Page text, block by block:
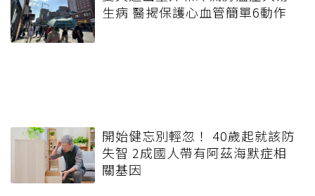
生病 醫揭保護心血管簡單6動作
開始健忘別輕忽！ 40歲起就該防
失智 2成國人帶有阿茲海默症相
關基因